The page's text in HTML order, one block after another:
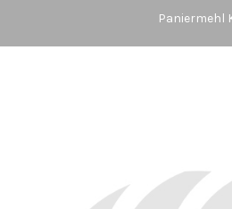
Paniermehl